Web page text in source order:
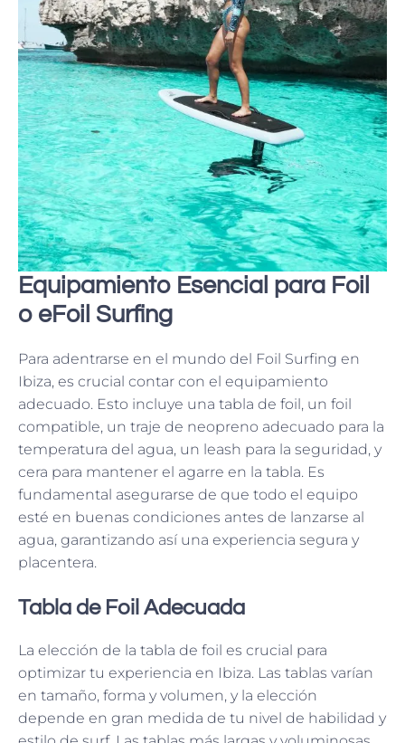
Equipamiento Esencial para Foil
o eFoil Surfing
Para adentrarse en el mundo del Foil Surfing en
Ibiza, es crucial contar con el equipamiento
adecuado. Esto incluye una tabla de foil, un foil
compatible, un traje de neopreno adecuado para la
temperatura del agua, un leash para la seguridad, y
cera para mantener el agarre en la tabla. Es
fundamental asegurarse de que todo el equipo
esté en buenas condiciones antes de lanzarse al
agua, garantizando así una experiencia segura y
placentera.
Tabla de Foil Adecuada
La elección de la tabla de foil es crucial para
optimizar tu experiencia en Ibiza. Las tablas varían
en tamaño, forma y volumen, y la elección
depende en gran medida de tu nivel de habilidad y